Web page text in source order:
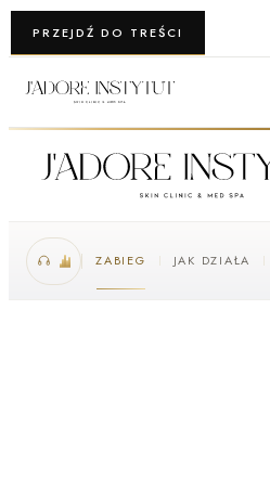
PRZEJDŹ DO TREŚCI
WARSZAWA · KRAKÓW
ZABIEG JAK DZIAŁA